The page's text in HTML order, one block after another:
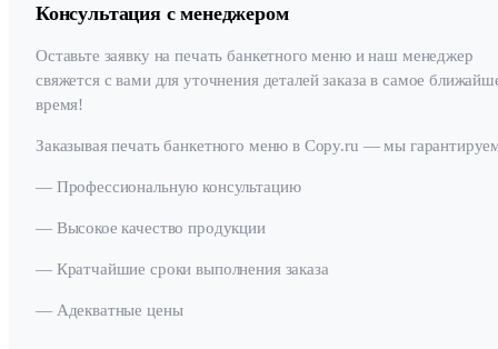
Консультация с менеджером
Оставьте заявку на печать банкетного меню и наш менеджер
свяжется с вами для уточнения деталей заказа в самое
время!
Заказывая печать банкетного меню в Copy.ru — мы
— Профессиональную консультацию
— Высокое качество продукции
— Кратчайшие сроки выполнения заказа
— Адекватные цены